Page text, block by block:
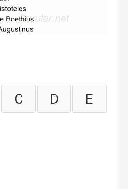
C D E